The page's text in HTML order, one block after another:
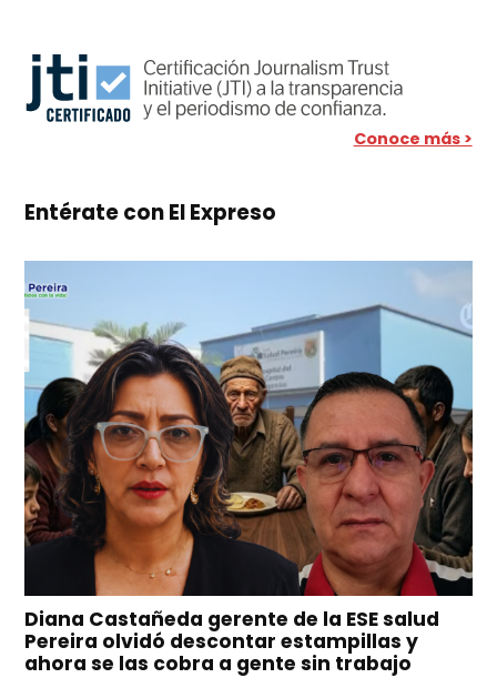
Conoce más >
Entérate con El Expreso
Diana Castañeda gerente de la ESE salud
Pereira olvidó descontar estampillas y
ahora se las cobra a gente sin trabajo